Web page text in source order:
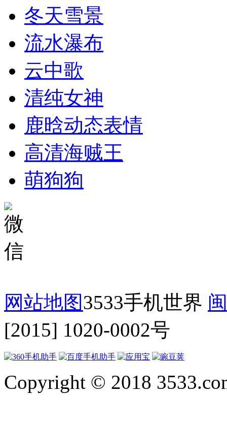
冬天雪景
流水瀑布
云中歌
清纯女神
鹿晗动态表情
高清海贼王
萌狗狗
网站地图3533手机世界
[2015] 1020-0002号
Copyright © 2018